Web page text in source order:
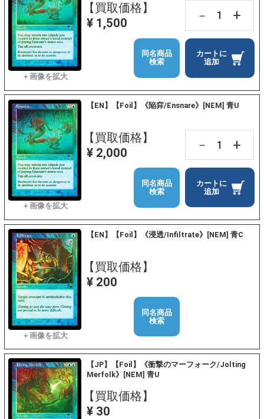
【買取価格】
¥ 1,500
－ +
カートに
追加
同名商品
検索
【EN】【Foil】《陥穽/Ensnare》[NEM] 青U
【買取価格】
¥ 2,000
－ +
カートに
追加
同名商品
検索
【EN】【Foil】《浸透/Infiltrate》[NEM] 青C
【買取価格】
¥ 200
同名商品
検索
【JP】【Foil】《衝撃のマーフォーク/Jolting
Merfolk》[NEM] 青U
【買取価格】
¥ 30